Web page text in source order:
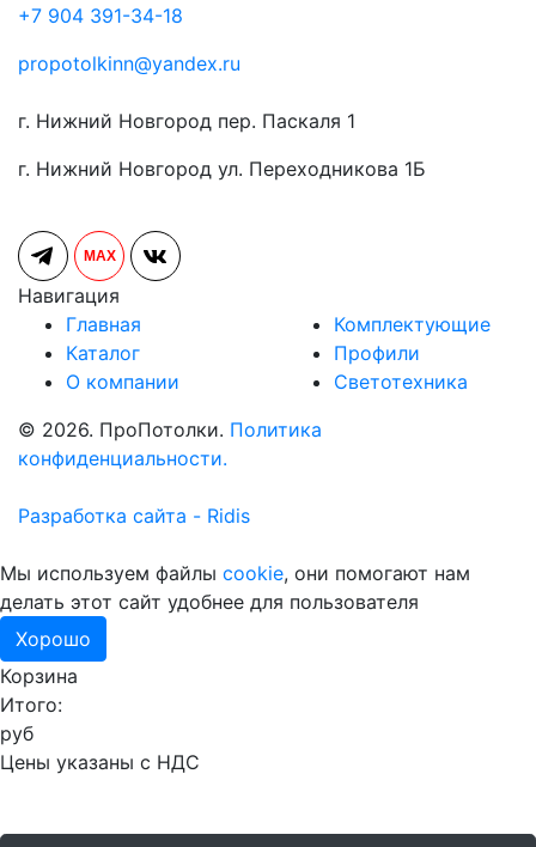
+7 904 391-34-18
propotolkinn@yandex.ru
г. Нижний Новгород пер. Паскаля 1
г. Нижний Новгород ул. Переходникова 1Б
MAX
Навигация
Главная
Каталог
О компании
Комплектующие
Профили
Светотехника
© 2026. ПроПотолки. Политика
конфиденциальности.
Разработка сайта - Ridis
Мы используем файлы cookie, они помогают нам
делать этот сайт удобнее для пользователя
Хорошо
Корзина
Итого:
руб
Цены указаны с НДС